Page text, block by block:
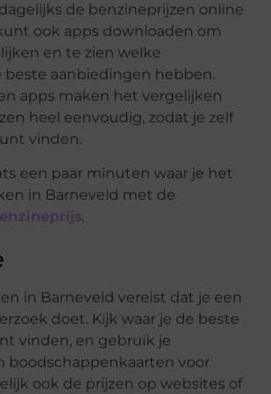
de benzineprijzen online
ook apps downloaden om
en te zien welke
aanbiedingen hebben.
apps maken het vergelijken
heel eenvoudig, zodat je zelf
vinden.
een paar minuten waar je het
in Barneveld met de
.
in Barneveld vereist dat je een
doet. Kijk waar je de beste
vinden, en gebruik je
boodschappenkaarten voor
ook de prijzen op websites of